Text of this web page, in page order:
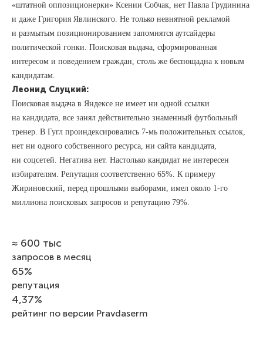
«штатной оппозиционерки» Ксении Собчак, нет Павла Грудинина
и даже Григория Явлинского. Не только невнятной рекламой
и размытым позиционированием запомнятся аутсайдеры
политической гонки. Поисковая выдача, сформированная
интересом и поведением граждан, столь же беспощадна к новым
кандидатам.
Леонид Слуцкий:
Поисковая выдача в Яндексе не имеет ни одной ссылки
на кандидата, все занял действительно знаменный футбольный
тренер. В Гугл проиндексировались 7-мь положительных ссылок,
нет ни одного собственного ресурса, ни сайта кандидата,
ни соцсетей. Негатива нет. Настолько кандидат не интересен
избирателям. Репутация соответственно 65%. К примеру
Жириновский, перед прошлыми выборами, имел около 1-го
миллиона поисковых запросов и репутацию 79%.
≈ 600 тыс
запросов в месяц
65%
репутация
4,37%
рейтинг по версии Pravdaserm